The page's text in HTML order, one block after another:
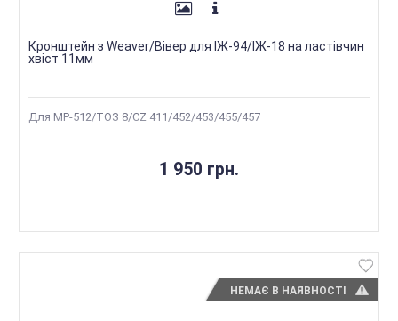
Кронштейн з Weaver/Вівер для ІЖ-94/ІЖ-18 на ластівчин
хвіст 11мм
Для МР-512/ТОЗ 8/CZ 411/452/453/455/457
1 950 грн.
НЕМАЄ В НАЯВНОСТІ